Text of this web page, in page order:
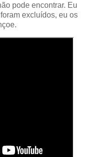
pode encontrar. Eu
excluídos, eu os